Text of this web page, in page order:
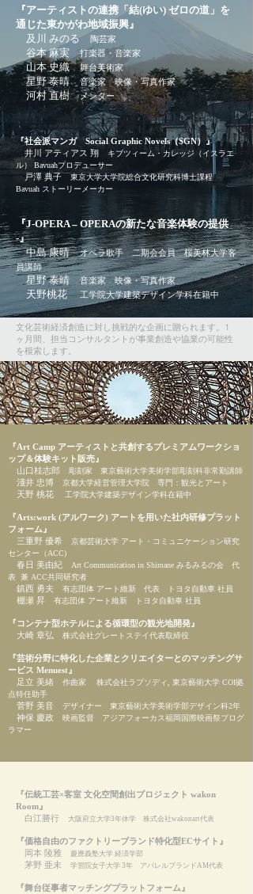
『アーティストの連携「結(ゆい) ゼロの道」を
通じた東かがわ地域振興』
及川 みのる
陶芸家
谷本 麻実打楽器・音楽家
山本 史織舞台美術家
星野 泰晴 音楽家 映像・写真作家
​ 河村 直樹メンター
『社会派マンガ Social Graphic Novels（SGN）』
井川 アティアス 翔
キブツィーム・カレッジ（イスラエ
ル） Bavuahプロデューサー
戸澤 典子東京大学大学院総合文化研究科博士課程
Bavuah ストーリーメーカー
『J-OPERA – OPERAの新たな音楽体験の提供
-』
中島 康晴オペラ歌手 二期会会員 桜美林大学客
員講師
星野 泰晴音楽家 映像・写真作家
天野桃花工学院大学建築デザイン学科在籍中
文化芸術経済創造に対し挑戦的な企画に贈られます。1
ヶ月間、担当コンサルタントが事業創造や協業の可能性
を模索します。
『Art Camp アーティストと共創するプレミアムワークショ
ップ＆体験キット販売』
山口桂志郎
彫刻家 東京藝術大学美術学部彫刻科非常勤講師
淺井 忠博 京都大学経営管理大学院 専門：観光とアート
天野 桃花 工学院大学建築デザイン学科在籍中
『Arts:work (アルワーク) アートを用いた社内研修プラット
フォーム』
三重野 優希 京都芸術大学 アート・コミュニケーション研究
センター（ACC)
春日 美由紀
Art Communication in Shimane みるみるの会 代
表 兼 ACC共同研究者
鎮西 勇夫 有志団体 アート維新 代表 トヨタ自動車 社員
棚瀬 昇 有志団体 アート維新 トヨタ自動車 社員
『コンテナ型ホテルによる循環型の観光地開発』
大崎 章弘 株式会社グレートステイ代表取締役
『芸術分野に特化した企業とクリエイターとのマッチングサ
ービス Menuest』
足立 美緒 作曲家 株式会社ラプソディ, 東京藝術大学 COI拠
点特任助手
菅野 美音 デザイナー 東京藝術大学美術学部デザイン科2年
神保 慶政 映画監督 アジアフォーカス福岡国際映画祭プログ
ラマー
『伝統工芸×客室 文化空間創出プロジェクト wakon
Room』
白江勝行
大阪府立大学3年休学 株式会社wakonart代表
『価格自由のファクトリーブランド特化型ECサイト』
岡本 陵雅
慶應義塾大学 経済学部
茅野 亜未 学習院女子大学 3年 アパレルブランドAM代表
『舞台従事者マッチングプラットフォーム』